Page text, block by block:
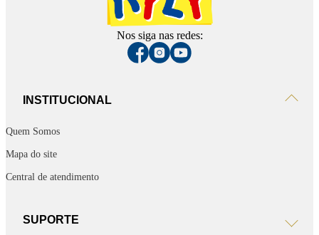
Nos siga nas redes:
INSTITUCIONAL
Quem Somos
Mapa do site
Central de atendimento
SUPORTE